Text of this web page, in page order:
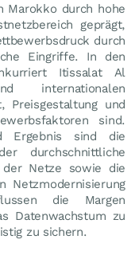
Marokko durch hohe
geprägt,
durch
Eingriffe. In den
Itissalat Al
internationalen
Preisgestaltung und
sind.
Ergebnis sind die
durchschnittliche
Netze sowie die
Netzmodernisierung
die Margen
Datenwachstum zu
zu sichern.